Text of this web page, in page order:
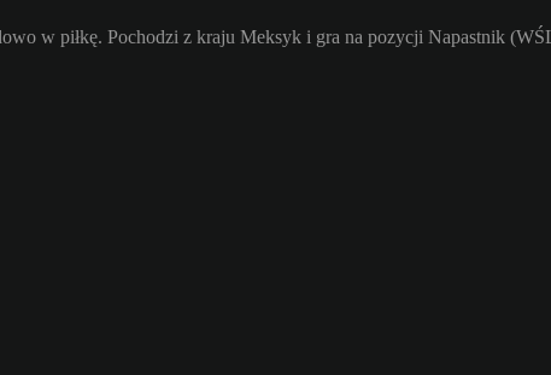
w piłkę. Pochodzi z kraju Meksyk i gra na pozycji Napastnik